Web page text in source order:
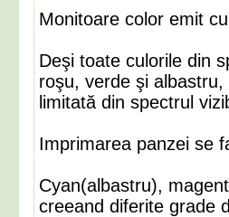
Monitoare color emit
Deşi toate culorile din
roşu, verde şi
limitată din spectrul
Imprimarea panzei se
Cyan(albastru),
creeand diferite grade